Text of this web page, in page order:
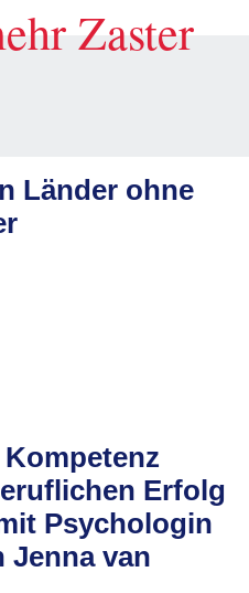
Zaster
Länder ohne
Erfolg
Psychologin
Jenna van